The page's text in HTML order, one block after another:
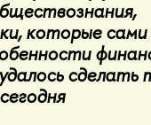
которые сами
сделать